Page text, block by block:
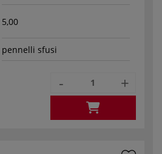
5,00
pennelli sfusi
- +